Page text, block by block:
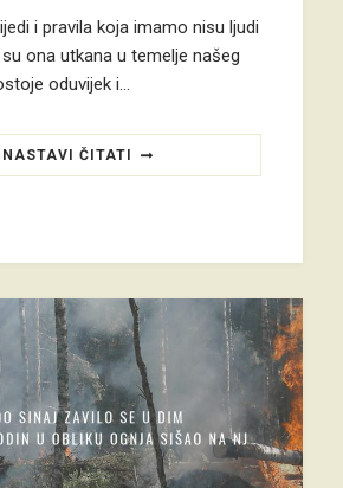
i pravila koja imamo nisu ljudi
ona utkana u temelje našeg
oduvijek i…
NASTAVI ČITATI